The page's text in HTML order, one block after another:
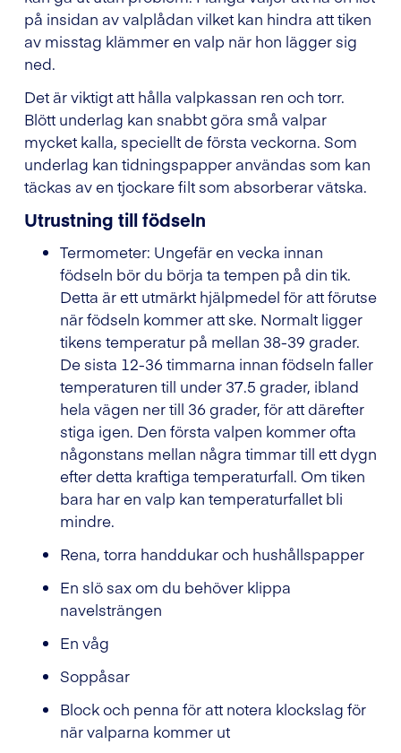
på insidan av valplådan vilket kan hindra att tiken
av misstag klämmer en valp när hon lägger sig
ned.
Det är viktigt att hålla valpkassan ren och torr.
Blött underlag kan snabbt göra små valpar
mycket kalla, speciellt de första veckorna. Som
underlag kan tidningspapper användas som kan
täckas av en tjockare filt som absorberar vätska.
Utrustning till födseln
Termometer: Ungefär en vecka innan
födseln bör du börja ta tempen på din tik.
Detta är ett utmärkt hjälpmedel för att förutse
när födseln kommer att ske. Normalt ligger
tikens temperatur på mellan 38-39 grader.
De sista 12-36 timmarna innan födseln faller
temperaturen till under 37.5 grader, ibland
hela vägen ner till 36 grader, för att därefter
stiga igen. Den första valpen kommer ofta
någonstans mellan några timmar till ett dygn
efter detta kraftiga temperaturfall. Om tiken
bara har en valp kan temperaturfallet bli
mindre.
Rena, torra handdukar och hushållspapper
En slö sax om du behöver klippa
navelsträngen
En våg
Soppåsar
Block och penna för att notera klockslag för
när valparna kommer ut